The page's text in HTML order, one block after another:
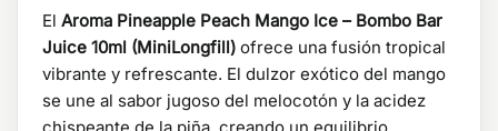
El Aroma Pineapple Peach Mango Ice – Bombo Bar
Juice 10ml (MiniLongfill) ofrece una fusión tropical
vibrante y refrescante. El dulzor exótico del mango
se une al sabor jugoso del melocotón y la acidez
chispeante de la piña, creando un equilibrio